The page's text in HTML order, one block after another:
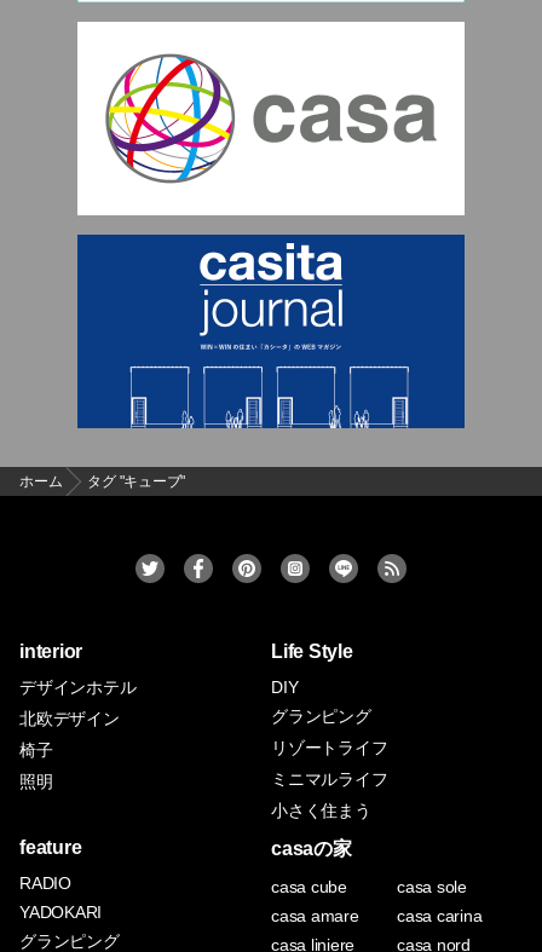
ホーム タグ "キューブ"
interior
デザインホテル
北欧デザイン
椅子
照明
Life Style
DIY
グランピング
リゾートライフ
ミニマルライフ
小さく住まう
feature
RADIO
YADOKARI
グランピング
casaの家
casa cube
casa sole
casa amare
casa carina
casa liniere
casa nord